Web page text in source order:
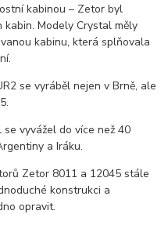
kabinou – Zetor byl
Modely Crystal měly
kabinu, která splňovala
se vyráběl nejen v Brně, ale
vyvážel do více než 40
a Iráku.
Zetor 8011 a 12045 stále
konstrukci a
opravit.